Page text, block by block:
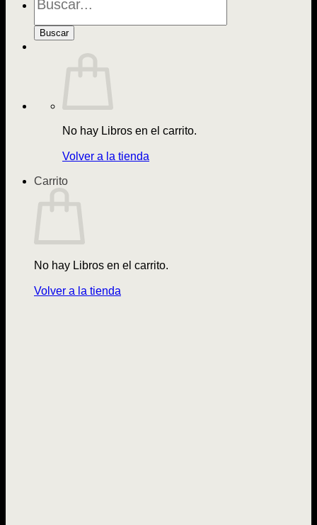
Buscar
No hay Libros en el carrito.
Volver a la tienda
Carrito
No hay Libros en el carrito.
Volver a la tienda